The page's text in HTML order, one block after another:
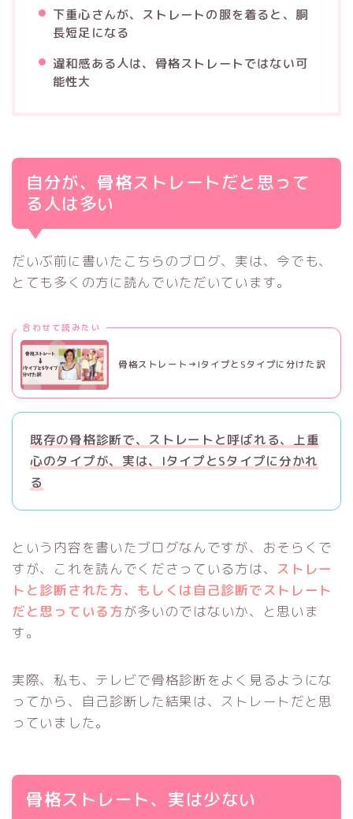
下重心さんが、ストレートの服を着ると、胴
長短足になる
違和感ある人は、骨格ストレートではない可
能性大
自分が、骨格ストレートだと思って
る人は多い
だいぶ前に書いたこちらのブログ、実は、今でも、
とても多くの方に読んでいただいています。
合わせて読みたい
骨格ストレート→IタイプとSタイプに分けた訳
既存の骨格診断で、ストレートと呼ばれる、上重
心のタイプが、実は、IタイプとSタイプに分かれ
る
という内容を書いたブログなんですが、おそらくで
すが、これを読んでくださっている方は、 ストレー
トと診断された方、もしくは自己診断でストレート
だと思っている方が多いのではないか、と思いま
す。
実際、私も、テレビで骨格診断をよく見るようにな
ってから、自己診断した結果は、ストレートだと思
っていました。
骨格ストレート、実は少ない